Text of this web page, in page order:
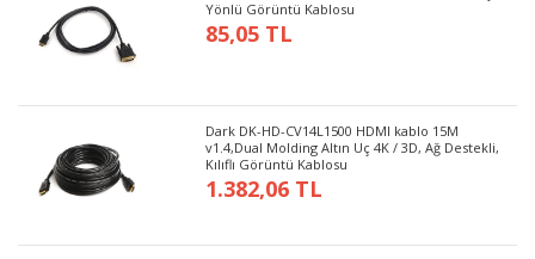
Yönlü Görüntü Kablosu
85,05 TL
Dark DK-HD-CV14L1500 HDMI kablo 15M
v1.4,Dual Molding Altın Uç 4K / 3D, Ağ Destekli,
Kılıflı Görüntü Kablosu
1.382,06 TL